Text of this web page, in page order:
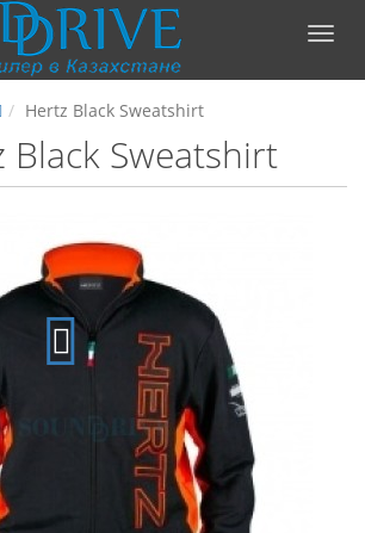
Hertz Black Sweatshirt
Black Sweatshirt